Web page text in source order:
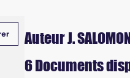
Auteur J.
6 Documents